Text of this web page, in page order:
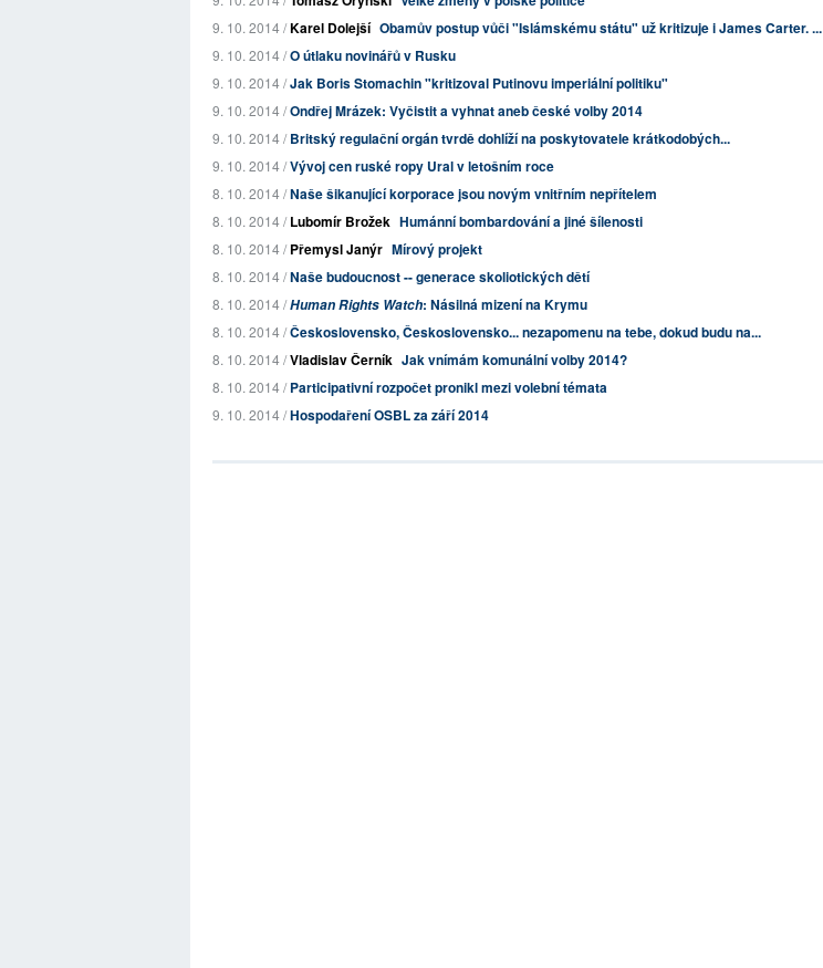
9. 10. 2014 /Karel Dolejší Obamův postup vůči "Islámskému státu" už kritizuje i James Carter. ...
9. 10. 2014 /O útlaku novinářů v Rusku
9. 10. 2014 /Jak Boris Stomachin "kritizoval Putinovu imperiální politiku"
9. 10. 2014 /Ondřej Mrázek: Vyčistit a vyhnat aneb české volby 2014
9. 10. 2014 /Britský regulační orgán tvrdě dohlíží na poskytovatele krátkodobých...
9. 10. 2014 /Vývoj cen ruské ropy Ural v letošním roce
8. 10. 2014 /Naše šikanující korporace jsou novým vnitřním nepřítelem
8. 10. 2014 /Lubomír Brožek Humánní bombardování a jiné šílenosti
8. 10. 2014 /Přemysl Janýr Mírový projekt
8. 10. 2014 /Naše budoucnost -- generace skoliotických dětí
8. 10. 2014 /Human Rights Watch: Násilná mizení na Krymu
8. 10. 2014 /Československo, Československo... nezapomenu na tebe, dokud budu na...
8. 10. 2014 /Vladislav Černík Jak vnímám komunální volby 2014?
8. 10. 2014 /Participativní rozpočet pronikl mezi volební témata
9. 10. 2014 /Hospodaření OSBL za září 2014